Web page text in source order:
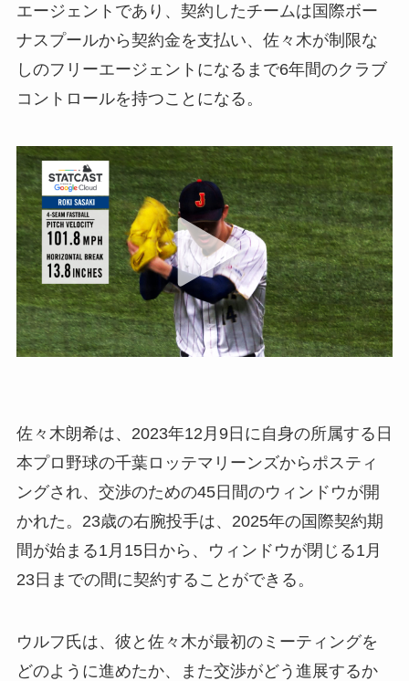
エージェントであり、契約したチームは国際ボー
ナスプールから契約金を支払い、佐々木が制限な
しのフリーエージェントになるまで6年間のクラブ
コントロールを持つことになる。
佐々木朗希は、2023年12月9日に自身の所属する日
本プロ野球の千葉ロッテマリーンズからポスティ
ングされ、交渉のための45日間のウィンドウが開
かれた。23歳の右腕投手は、2025年の国際契約期
間が始まる1月15日から、ウィンドウが閉じる1月
23日までの間に契約することができる。
ウルフ氏は、彼と佐々木が最初のミーティングを
どのように進めたか、また交渉がどう進展するか